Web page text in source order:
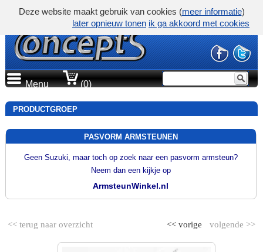
Menu (0)
PRODUCTGROEP
PASVORM ARMSTEUNEN
Geen Suzuki, maar toch op zoek naar een pasvorm armsteun?
Neem dan een kijkje op
ArmsteunWinkel.nl
<< terug naar overzicht volgende >>
<< vorige
Deze website maakt gebruik van cookies (meer informatie)
later opnieuw tonen ik ga akkoord met cookies